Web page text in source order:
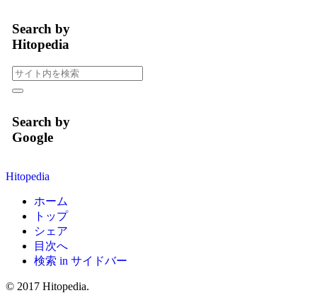
Search by
Hitopedia
Search by
Google
Hitopedia
ホーム
トップ
シェア
目次へ
検索 in サイドバー
© 2017 Hitopedia.